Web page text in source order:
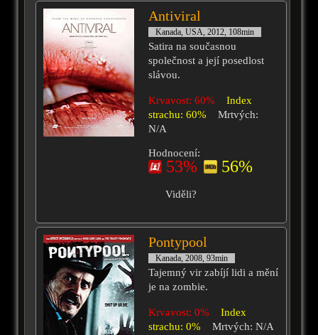
Antiviral
Kanada, USA, 2012, 108min
Satira na současnou
společnost a její posedlost
slávou.
Krvavost: 60%
Index
strachu: 60%
Mrtvých:
N/A
Hodnocení:
53% 56%
Viděli?
Pontypool
Kanada, 2008, 93min
Tajemný vir zabíjí lidi a mění
je na zombie.
Krvavost: 0%
Index
strachu: 0%
Mrtvých: N/A